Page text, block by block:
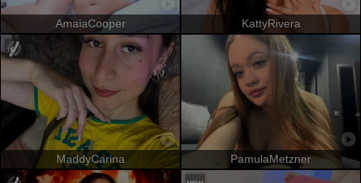
AmaiaCooper KattyRivera
MaddyCarina PamulaMetzner